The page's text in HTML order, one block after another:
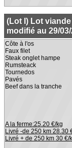
(Lot I) Lot
modifié au 29/
Côte à l'os
Faux
Steak onglet
Rumsteack
Tournedos
Pavés
Beef dans la
A la ferme:25.20 €/kg
Livré -de 250 km 28.30
Livré + de 250 km 30 €/